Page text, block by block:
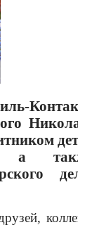
Контакт»
Николая!
детей
а также
дела,
коллег с